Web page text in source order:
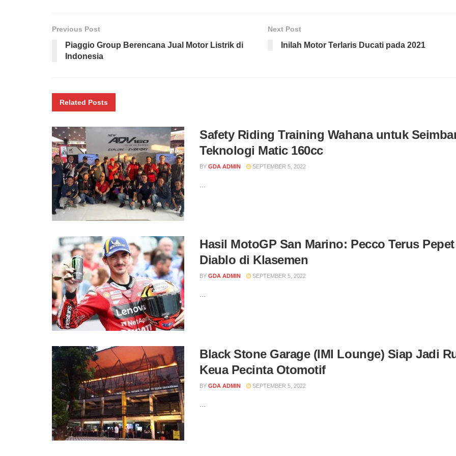
Previous Post
Piaggio Group Berencana Jual Motor Listrik di
Indonesia
Next Post
Inilah Motor Terlaris Ducati pada 2021
Related Posts
Safety Riding Training Wahana untuk
Teknologi Matic 160cc
BY GDA ADMIN SEPTEMBER 5, 2022
Hasil MotoGP San Marino: Pecco Terus
Diablo di Klasemen
BY GDA ADMIN SEPTEMBER 5, 2022
...
Black Stone Garage (IMI Lounge) Siap Jadi
Keua Pecinta Otomotif
BY GDA ADMIN SEPTEMBER 5, 2022
...